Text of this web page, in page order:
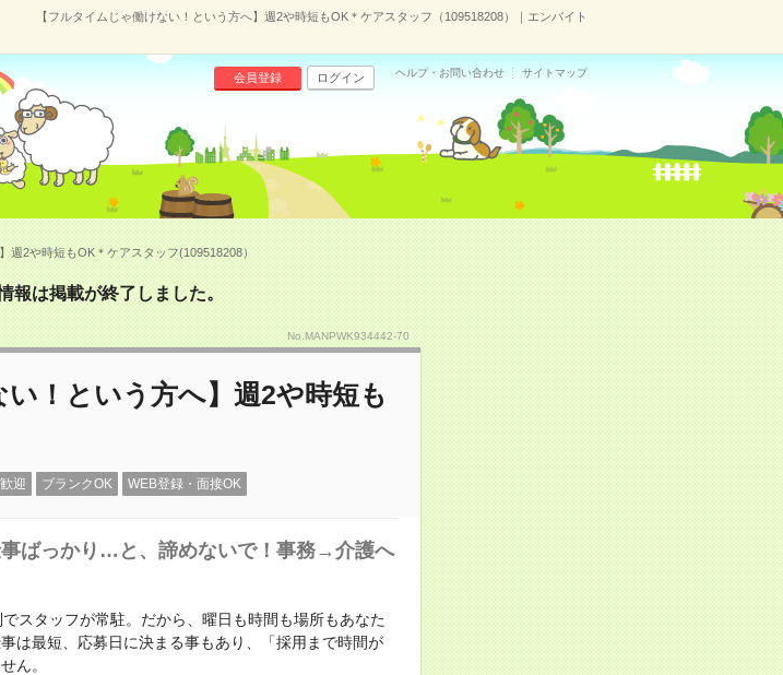
【フルタイムじゃ働けない！という方へ】週2や時短もOK＊ケアスタッフ（109518208）｜エンバイト
会員登録 ログイン ヘルプ・お問い合わせ サイトマップ
週2や時短もOK＊ケアスタッフ(109518208）
報は掲載が終了しました。
No.MANPWK934442-70
い！という方へ】週2や時短も
迎 ブランクOK WEB登録・面接OK
ばっかり…と、諦めないで！事務→介護へ
スタッフが常駐。だから、曜日も時間も場所もあなた
は最短、応募日に決まる事もあり、「採用まで時間が
ん。